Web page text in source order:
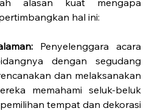
hal ini:
Penyelenggara acara
dengan segudang
dan melaksanakan
memahami seluk-beluk
tempat dan dekorasi